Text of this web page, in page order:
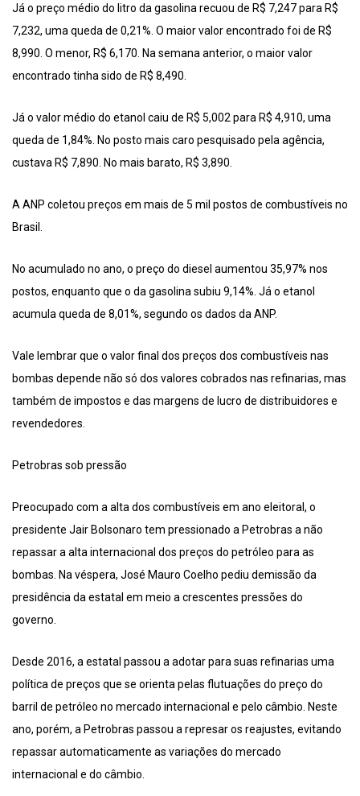
Já o preço médio do litro da gasolina recuou de R$ 7,247 para R$
7,232, uma queda de 0,21%. O maior valor encontrado foi de R$
8,990. O menor, R$ 6,170. Na semana anterior, o maior valor
encontrado tinha sido de R$ 8,490.
Já o valor médio do etanol caiu de R$ 5,002 para R$ 4,910, uma
queda de 1,84%. No posto mais caro pesquisado pela agência,
custava R$ 7,890. No mais barato, R$ 3,890.
A ANP coletou preços em mais de 5 mil postos de combustíveis no
Brasil.
No acumulado no ano, o preço do diesel aumentou 35,97% nos
postos, enquanto que o da gasolina subiu 9,14%. Já o etanol
acumula queda de 8,01%, segundo os dados da ANP.
Vale lembrar que o valor final dos preços dos combustíveis nas
bombas depende não só dos valores cobrados nas refinarias, mas
também de impostos e das margens de lucro de distribuidores e
revendedores.
Petrobras sob pressão
Preocupado com a alta dos combustíveis em ano eleitoral, o
presidente Jair Bolsonaro tem pressionado a Petrobras a não
repassar a alta internacional dos preços do petróleo para as
bombas. Na véspera, José Mauro Coelho pediu demissão da
presidência da estatal em meio a crescentes pressões do
governo.
Desde 2016, a estatal passou a adotar para suas refinarias uma
política de preços que se orienta pelas flutuações do preço do
barril de petróleo no mercado internacional e pelo câmbio. Neste
ano, porém, a Petrobras passou a represar os reajustes, evitando
repassar automaticamente as variações do mercado
internacional e do câmbio.